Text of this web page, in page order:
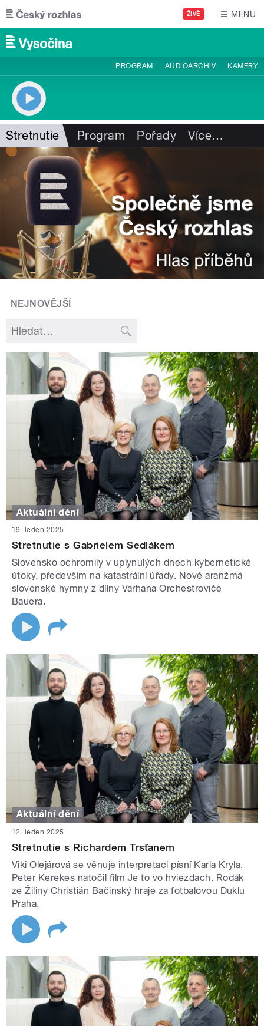
Přejít k hlavnímu obsahu
ŽIVĚ MENU
PROGRAM AUDIOARCHIV KAMERY
Stretnutie Program Pořady Více…
NEJNOVĚJŠÍ
Aktuální dění
19. leden 2025
Stretnutie s Gabrielem Sedlákem
Slovensko ochromily v uplynulých dnech kybernetické
útoky, především na katastrální úřady. Nové aranžmá
slovenské hymny z dílny Varhana Orchestroviče
Bauera.
Aktuální dění
12. leden 2025
Stretnutie s Richardem Trsťanem
Viki Olejárová se věnuje interpretaci písní Karla Kryla.
Peter Kerekes natočil film Je to vo hviezdach. Rodák
ze Žiliny Christián Bačinský hraje za fotbalovou Duklu
Praha.